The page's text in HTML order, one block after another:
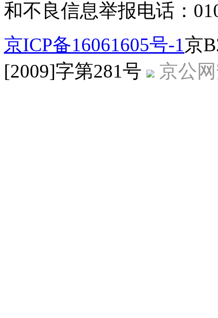
和不良信息举报电话：
京ICP备16061605号-1京
[2009]字第281号
京公